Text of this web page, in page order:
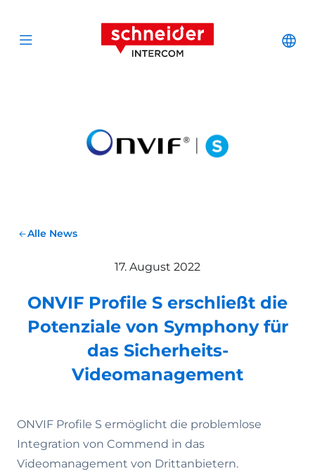
Open menu
Schneider
Alle News
17. August 2022
ONVIF Profile S erschließt die
Potenziale von Symphony für
das Sicherheits-
Videomanagement
ONVIF Profile S ermöglicht die problemlose
Integration von Commend in das
Videomanagement von Drittanbietern.